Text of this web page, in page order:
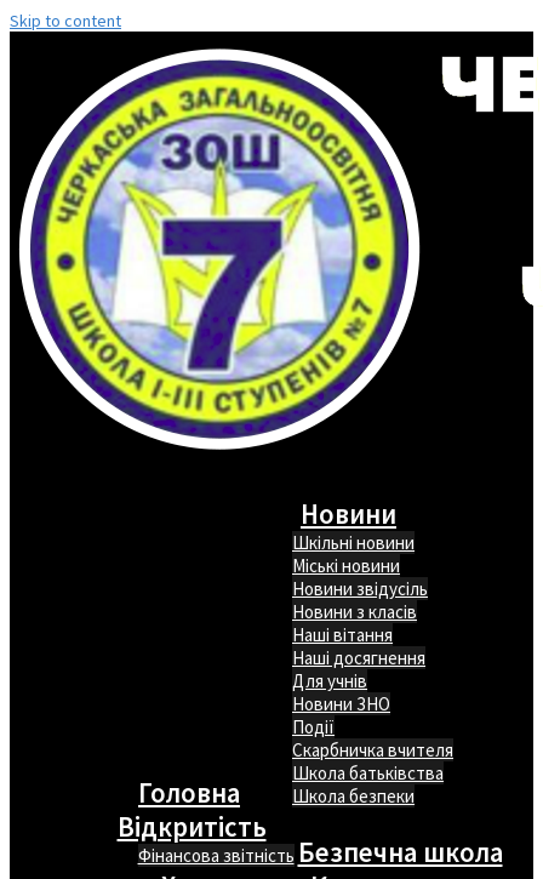
Skip to content
Головна
Новини
Шкільні новини
Міські новини
Новини звідусіль
Новини з класів
Наші вітання
Наші досягнення
Для учнів
Новини ЗНО
Події
Скарбничка вчителя
Школа батьківства
Школа безпеки
Відкритість
Фінансова звітність Безпечна школа